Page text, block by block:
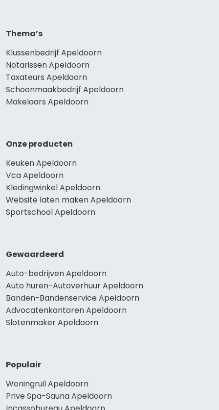
Thema’s
Klussenbedrijf Apeldoorn
Notarissen Apeldoorn
Taxateurs Apeldoorn
Schoonmaakbedrijf Apeldoorn
Makelaars Apeldoorn
Onze producten
Keuken Apeldoorn
Vca Apeldoorn
Kledingwinkel Apeldoorn
Website laten maken Apeldoorn
Sportschool Apeldoorn
Gewaardeerd
Auto-bedrijven Apeldoorn
Auto huren-Autoverhuur Apeldoorn
Banden-Bandenservice Apeldoorn
Advocatenkantoren Apeldoorn
Slotenmaker Apeldoorn
Populair
Woningruil Apeldoorn
Prive Spa-Sauna Apeldoorn